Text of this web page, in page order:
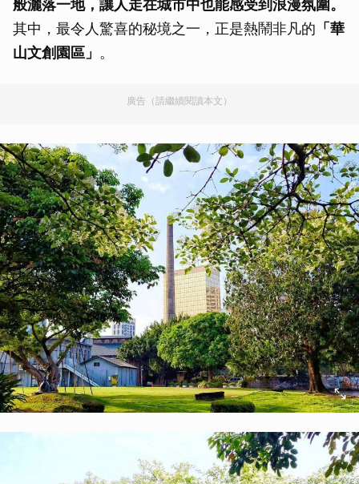
般灑落一地，讓人走在城市中也能感受到浪漫氛圍。
其中，最令人驚喜的秘境之一，正是熱鬧非凡的 「華
山文創園區」 。
廣告（請繼續閱讀本文）